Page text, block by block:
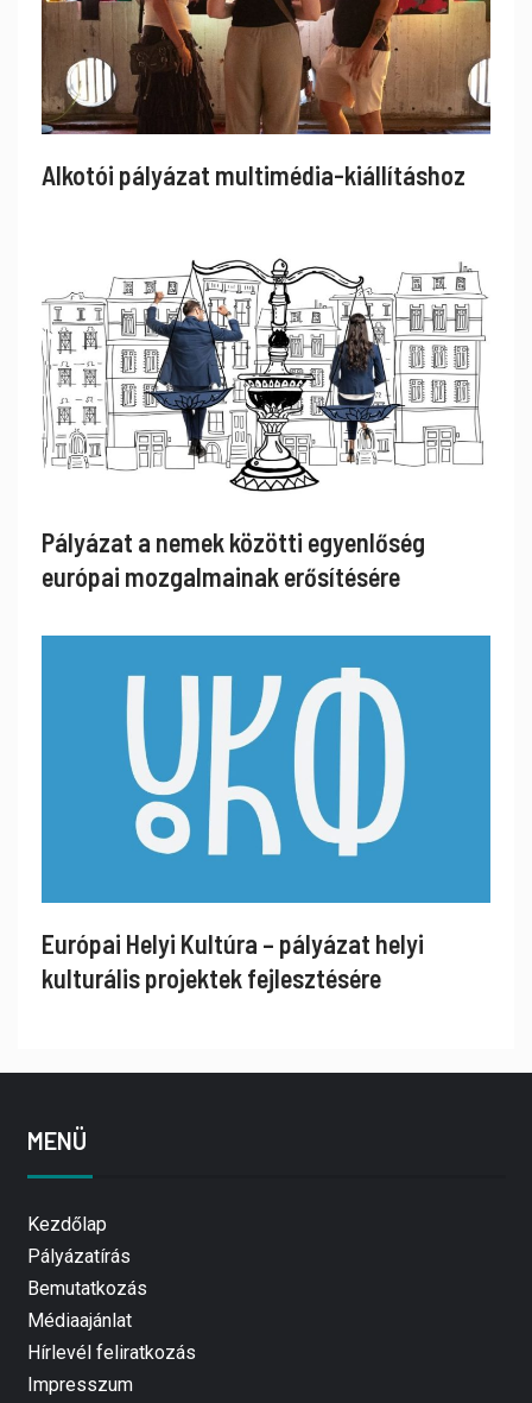
Alkotói pályázat multimédia-kiállításhoz
Pályázat a nemek közötti egyenlőség
európai mozgalmainak erősítésére
Európai Helyi Kultúra – pályázat helyi
kulturális projektek fejlesztésére
MENÜ
Kezdőlap
Pályázatírás
Bemutatkozás
Médiaajánlat
Hírlevél feliratkozás
Impresszum